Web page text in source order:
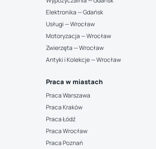
Elektronika — Gdańsk
Usługi — Wrocław
Motoryzacja — Wrocław
Zwierzęta — Wrocław
Antyki i Kolekcje — Wrocław
Praca w miastach
Praca Warszawa
Praca Kraków
Praca Łódź
Praca Wrocław
Praca Poznań